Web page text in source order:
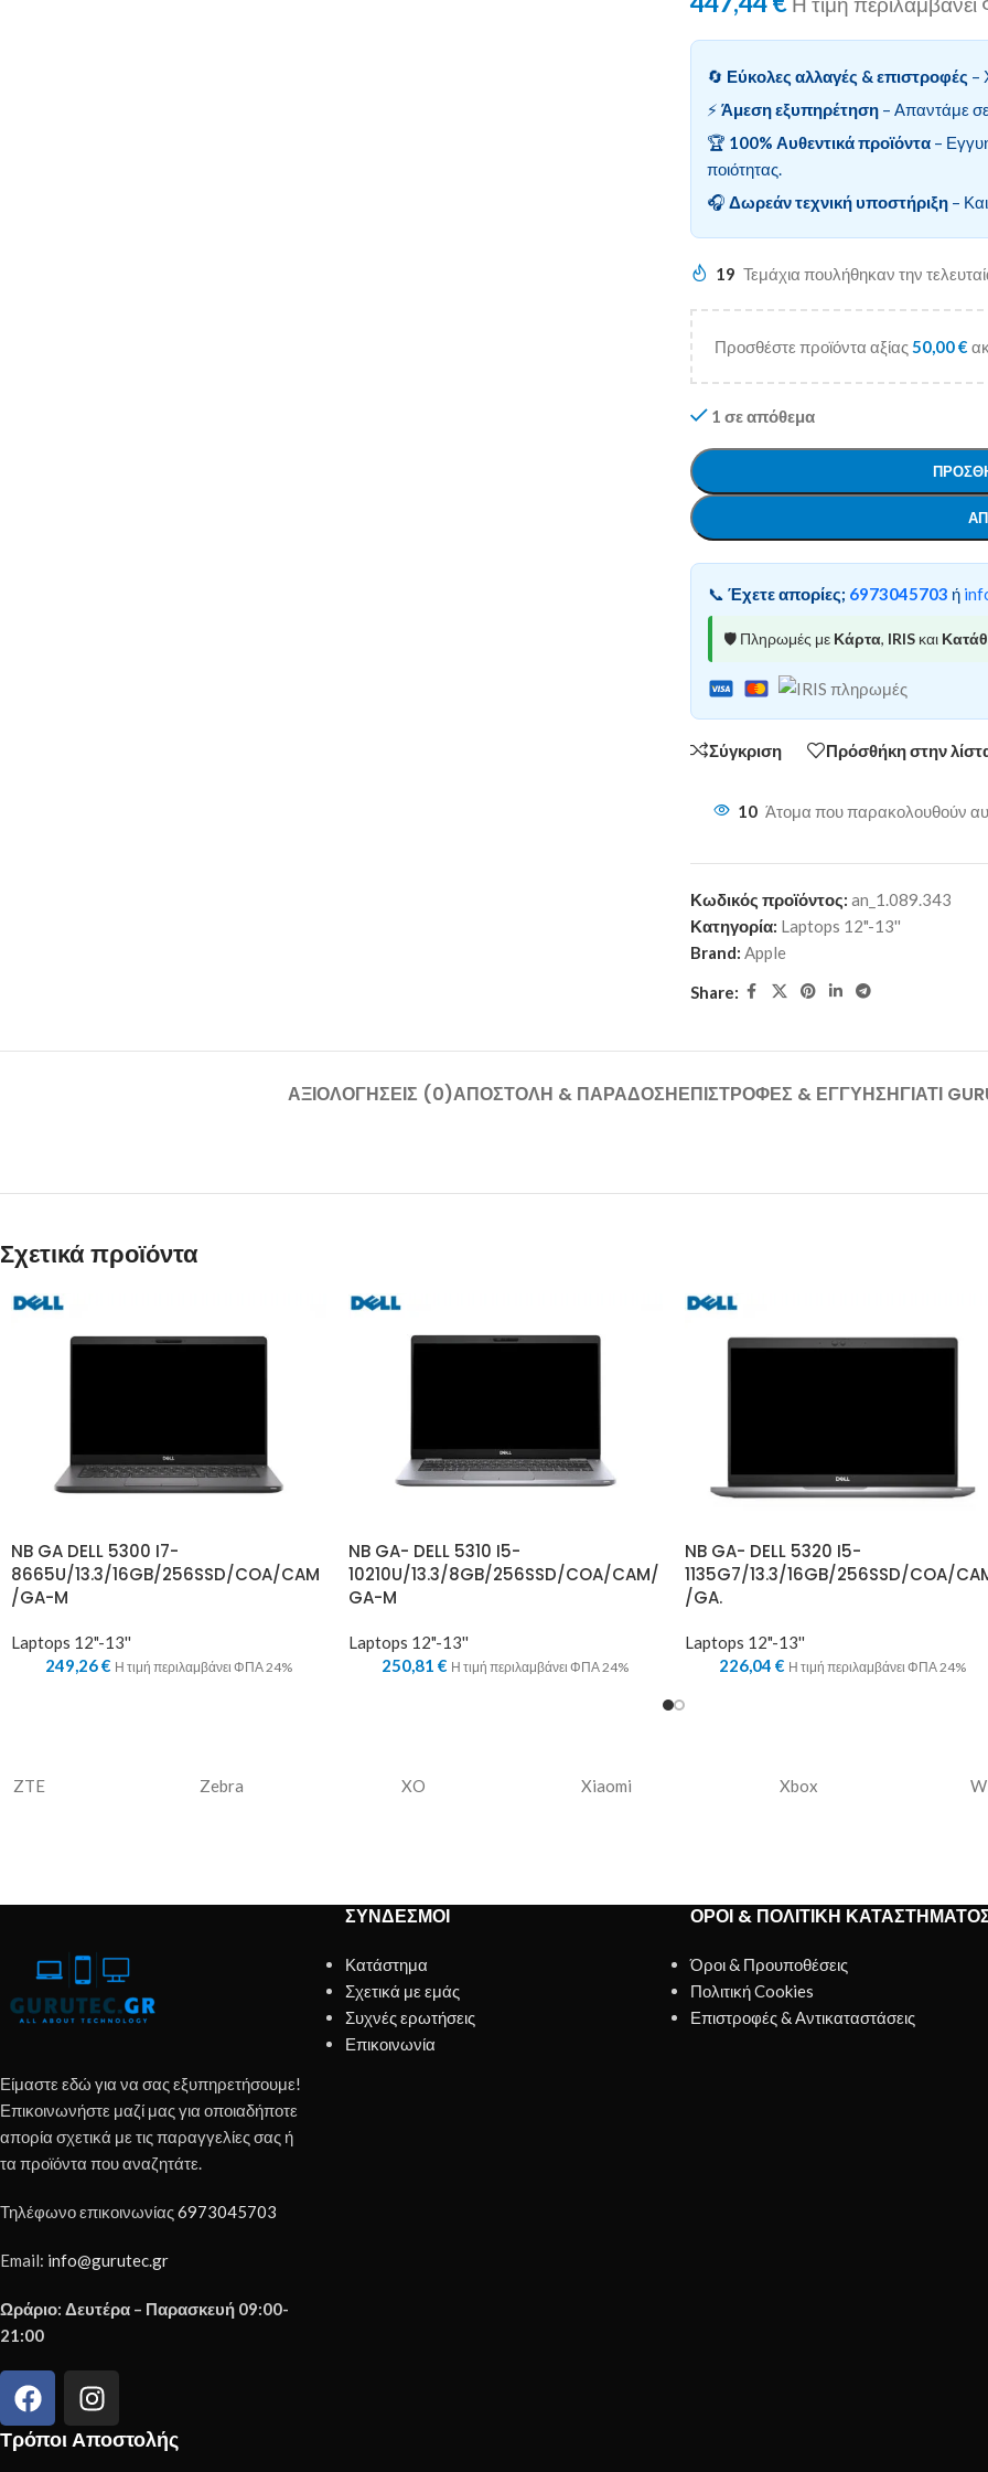
🔄 Εύκολες αλλαγές & επιστροφές –
⚡ Άμεση εξυπηρέτηση– Απαντάμε
🏆 100% Αυθεντικά προϊόντα–
ποιότητας.
🎧 Δωρεάν τεχνική υποστήριξη–
19 Τεμάχια πουλήθηκαν την
Προσθέστε προϊόντα αξίας50,00€
1 σε απόθεμα
📞 Έχετε απορίες; 6973045703 ή
🛡️ Πληρωμές με Κάρτα, IRISκαι
Σύγκριση Πρόσθήκη στην
10 Άτομα που παρακολουθούν
Κωδικός προϊόντος: an_1.089.343
Κατηγορία: Laptops 12"-13''
Brand: Apple
Share:
ΑΞΙΟΛΟΓΉΣΕΙΣ (0)ΑΠΟΣΤΟΛΉ & ΠΑΡΆΔΟΣΗΕΠΙΣΤΡΟΦΈΣ & ΕΓΓΎΗΣΗΓΙΑΤΊ
Σχετικά προϊόντα
NB GA DELL 5300 I7-
8665U/13.3/16GB/256SSD/COA/CAM
/GA-M
Laptops 12"-13''
249,26€ Η τιμή περιλαμβάνει ΦΠΑ 24%
NB GA- DELL 5310 I5-
10210U/13.3/8GB/256SSD/COA/CAM/
GA-M
Laptops 12"-13''
250,81€ Η τιμή περιλαμβάνει ΦΠΑ 24%
NB GA- DELL 5320 I5-
1135G7/13.3/16GB/256SSD/COA/
/GA.
Laptops 12"-13''
226,04 € Η τιμή περιλαμβάνει ΦΠΑ 24%
ZTE Zebra XO Xiaomi Xbox
Είμαστε εδώ για να σας εξυπηρετήσουμε!
Επικοινωνήστε μαζί μας για οποιαδήποτε
απορία σχετικά με τις παραγγελίες σας ή
τα προϊόντα που αναζητάτε.
Τηλέφωνο επικοινωνίας6973045703
Email: info@gurutec.gr
Ωράριο: Δευτέρα – Παρασκευή 09:00-
21:00
Τρόποι Αποστολής
ΣΎΝΔΕΣΜΟΙ
Κατάστημα
Σχετικά με εμάς
Συχνές ερωτήσεις
Επικοινωνία
ΌΡΟΙ & ΠΟΛΙΤΙΚΉ
Όροι & Προυποθέσεις
Πολιτική Cookies
Επιστροφές & Αντικαταστάσεις